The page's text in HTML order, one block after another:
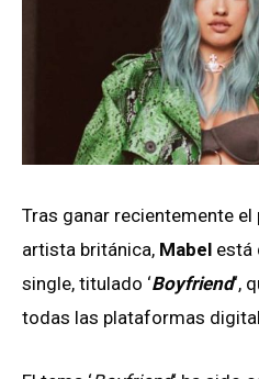
Tras ganar recientemente el
artista británica, Mabel está
single, titulado ‘Boyfriend‘,
todas las plataformas